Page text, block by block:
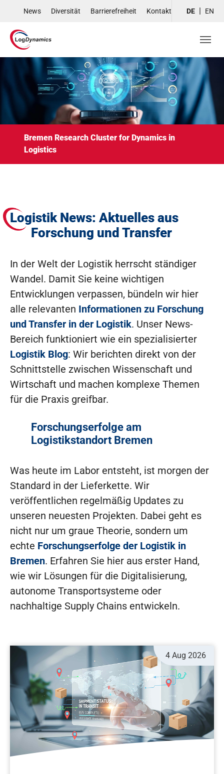
News Diversität Barrierefreiheit Kontakt DE EN
Bremen Research Cluster for Dynamics in
Logistics
Logistik News: Aktuelles aus
Forschung und Transfer
In der Welt der Logistik herrscht ständiger
Wandel. Damit Sie keine wichtigen
Entwicklungen verpassen, bündeln wir hier
alle relevanten Informationen zu Forschung
und Transfer in der Logistik. Unser News-
Bereich funktioniert wie ein spezialisierter
Logistik Blog: Wir berichten direkt von der
Schnittstelle zwischen Wissenschaft und
Wirtschaft und machen komplexe Themen
für die Praxis greifbar.
Forschungserfolge am
Logistikstandort Bremen
Was heute im Labor entsteht, ist morgen der
Standard in der Lieferkette. Wir
veröffentlichen regelmäßig Updates zu
unseren neuesten Projekten. Dabei geht es
nicht nur um graue Theorie, sondern um
echte Forschungserfolge der Logistik in
Bremen. Erfahren Sie hier aus erster Hand,
wie wir Lösungen für die Digitalisierung,
autonome Transportsysteme oder
nachhaltige Supply Chains entwickeln.
4 Aug 2026